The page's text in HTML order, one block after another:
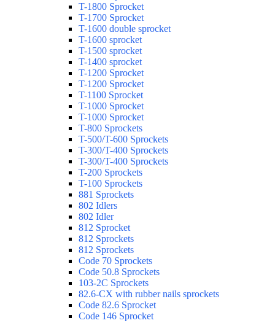
T-1800 Sprocket
T-1700 Sprocket
T-1600 double sprocket
T-1600 sprocket
T-1500 sprocket
T-1400 sprocket
T-1200 Sprocket
T-1200 Sprocket
T-1100 Sprocket
T-1000 Sprocket
T-1000 Sprocket
T-800 Sprockets
T-500/T-600 Sprockets
T-300/T-400 Sprockets
T-300/T-400 Sprockets
T-200 Sprockets
T-100 Sprockets
881 Sprockets
802 Idlers
802 Idler
812 Sprocket
812 Sprockets
812 Sprockets
Code 70 Sprockets
Code 50.8 Sprockets
103-2C Sprockets
82.6-CX with rubber nails sprockets
Code 82.6 Sprocket
Code 146 Sprocket